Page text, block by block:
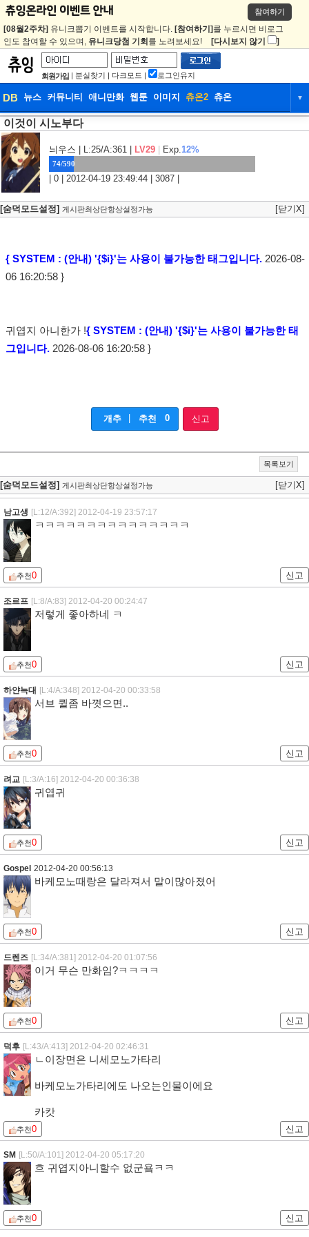
참여하기
[08월2주차] 유니크뽑기 이벤트를 시작합니다. [참여하기] 를 누르시면 비로그
인도 참여할 수 있으며, 유니크당첨 기회 를 노려보세요! [다시보지 않기 ]
회원가입 | 분실찾기 | 다크모드 | 로그인유지
DB 뉴스 커뮤니티 애니만화 웹툰 이미지 츄온2 츄온 ▼
DB
웹툰 이미지 츄온2
이것이 시노부다
늬우스 | L:25/A:361 | LV29 Exp.12%
74/590
| 0 | 2012-04-19 23:49:44 | 3087 |
[숨덕모드설정] 게시판최상단항상설정가능 [닫기X]
{ SYSTEM : (안내) '{$i}'는 사용이 불가능한 태그입니다.2026-08-
06 16:20:58 }
귀엽지 아니한가 !{ SYSTEM : (안내) '{$i}'는 사용이 불가능한 태
그입니다.2026-08-06 16:20:58 }
개추 추천 0 신고
목록보기
[숨덕모드설정] 게시판최상단항상설정가능 [닫기X]
남고생 [L:12/A:392] 2012-04-19 23:57:17
ㅋㅋㅋㅋㅋㅋㅋㅋㅋㅋㅋㅋㅋㅋㅋ
추천0 신고
조르프 [L:8/A:83] 2012-04-20 00:24:47
저렇게 좋아하네 ㅋ
추천0 신고
하얀늑대 [L:4/A:348] 2012-04-20 00:33:58
서브 퀼좀 바꼇으면..
추천0 신고
려교 [L:3/A:16] 2012-04-20 00:36:38
귀엽귀
추천0 신고
Gospel 2012-04-20 00:56:13
바케모노때랑은 달라져서 말이많아졌어
추천0 신고
드렌즈 [L:34/A:381] 2012-04-20 01:07:56
이거 무슨 만화임?ㅋㅋㅋㅋ
추천0 신고
덕후 [L:43/A:413] 2012-04-20 02:46:31
ㄴ이장면은 니세모노가타리
바케모노가타리에도 나오는인물이에요
카캇
추천0 신고
SM [L:50/A:101] 2012-04-20 05:17:20
흐 귀엽지아니할수 없군욬ㅋㅋ
추천0 신고